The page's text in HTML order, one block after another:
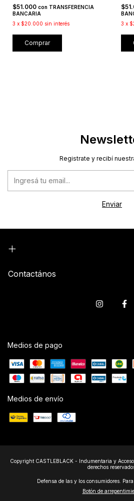
$51.000 con TRANSFERENCIA
BANCARIA
3 x $20.000 sin interés
Comprar
3 x
Registrate y recibí
Contactános
Medios de pago
Medios de envío
Copyright CASTLEBLACK - Indumentaria y
derechos
Defensa de las y los consumidores.
Botón de